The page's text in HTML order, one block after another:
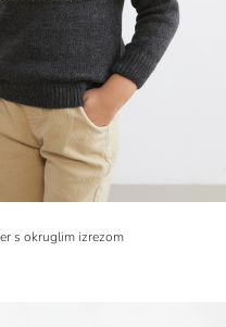
s okruglim izrezom